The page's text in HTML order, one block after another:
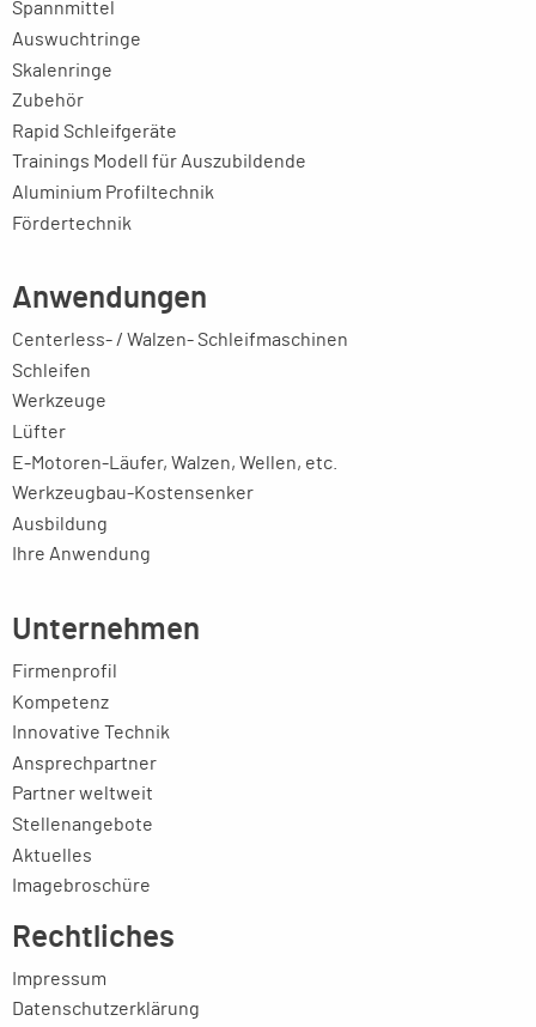
Spannmittel
Auswuchtringe
Skalenringe
Zubehör
Rapid Schleifgeräte
Trainings Modell für Auszubildende
Aluminium Profiltechnik
Fördertechnik
Anwendungen
Centerless- / Walzen- Schleifmaschinen
Schleifen
Werkzeuge
Lüfter
E-Motoren-Läufer, Walzen, Wellen, etc.
Werkzeugbau-Kostensenker
Ausbildung
Ihre Anwendung
Unternehmen
Firmenprofil
Kompetenz
Innovative Technik
Ansprechpartner
Partner weltweit
Stellenangebote
Aktuelles
Imagebroschüre
Rechtliches
Impressum
Datenschutzerklärung